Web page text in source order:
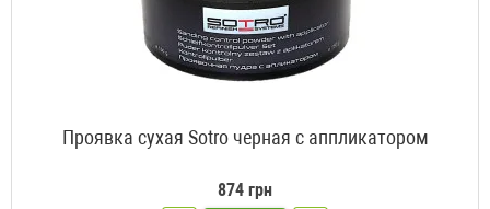
Проявка сухая Sotro черная с аппликатором
874 грн